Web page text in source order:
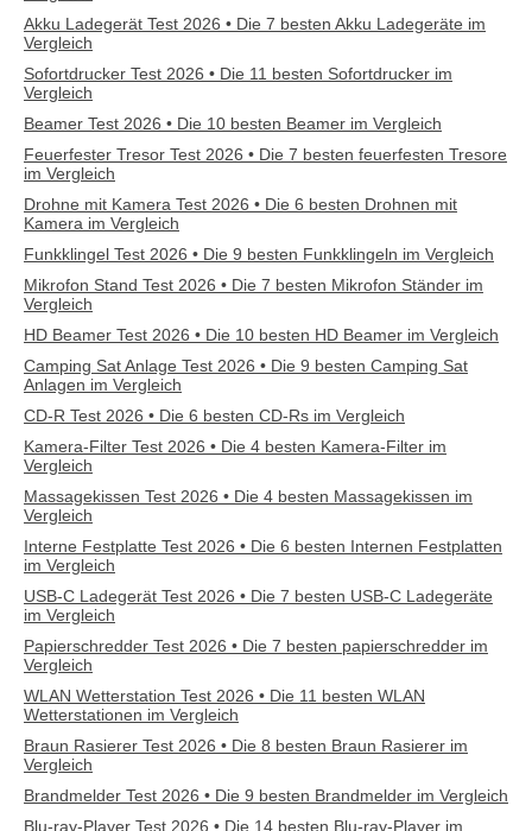
Akku Ladegerät Test 2026 • Die 7 besten Akku Ladegeräte im
Vergleich
Sofortdrucker Test 2026 • Die 11 besten Sofortdrucker im
Vergleich
Beamer Test 2026 • Die 10 besten Beamer im Vergleich
Feuerfester Tresor Test 2026 • Die 7 besten feuerfesten Tresore
im Vergleich
Drohne mit Kamera Test 2026 • Die 6 besten Drohnen mit
Kamera im Vergleich
Funkklingel Test 2026 • Die 9 besten Funkklingeln im Vergleich
Mikrofon Stand Test 2026 • Die 7 besten Mikrofon Ständer im
Vergleich
HD Beamer Test 2026 • Die 10 besten HD Beamer im Vergleich
Camping Sat Anlage Test 2026 • Die 9 besten Camping Sat
Anlagen im Vergleich
CD-R Test 2026 • Die 6 besten CD-Rs im Vergleich
Kamera-Filter Test 2026 • Die 4 besten Kamera-Filter im
Vergleich
Massagekissen Test 2026 • Die 4 besten Massagekissen im
Vergleich
Interne Festplatte Test 2026 • Die 6 besten Internen Festplatten
im Vergleich
USB-C Ladegerät Test 2026 • Die 7 besten USB-C Ladegeräte
im Vergleich
Papierschredder Test 2026 • Die 7 besten papierschredder im
Vergleich
WLAN Wetterstation Test 2026 • Die 11 besten WLAN
Wetterstationen im Vergleich
Braun Rasierer Test 2026 • Die 8 besten Braun Rasierer im
Vergleich
Brandmelder Test 2026 • Die 9 besten Brandmelder im Vergleich
Blu-ray-Player Test 2026 • Die 14 besten Blu-ray-Player im